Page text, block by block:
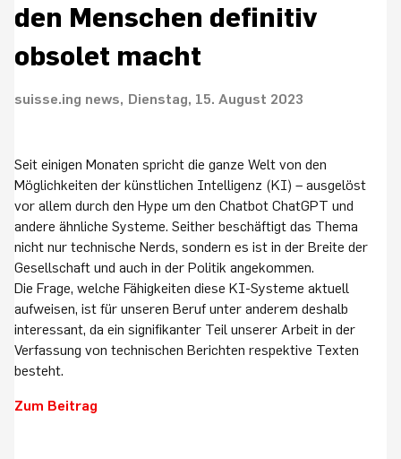
den Menschen definitiv
obsolet macht
suisse.ing news Dienstag, 15. August 2023
Seit einigen Monaten spricht die ganze Welt von den
Möglichkeiten der künstlichen Intelligenz (KI) – ausgelöst
vor allem durch den Hype um den Chatbot ChatGPT und
andere ähnliche Systeme. Seither beschäftigt das Thema
nicht nur technische Nerds, sondern es ist in der Breite der
Gesellschaft und auch in der Politik angekommen.
Die Frage, welche Fähigkeiten diese KI-Systeme aktuell
aufweisen, ist für unseren Beruf unter anderem deshalb
interessant, da ein signifikanter Teil unserer Arbeit in der
Verfassung von technischen Berichten respektive Texten
besteht.
Zum Beitrag